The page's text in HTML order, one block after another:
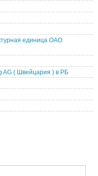
единица ОАО
AG ( Швейцария ) в РБ